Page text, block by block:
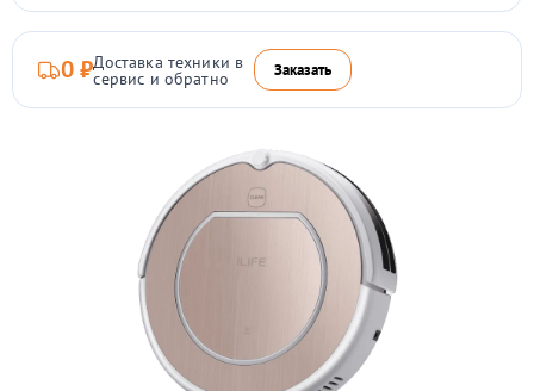
0 ₽Доставка техники в
сервис и обратно Заказать